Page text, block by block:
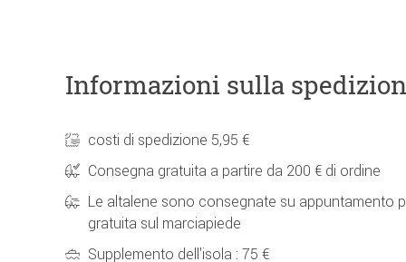
Informazioni sulla
costi di spedizione 5,95 €
Consegna gratuita a partire da 200 € di ordine
Le altalene sono consegnate su appuntamento
gratuita sul marciapiede
Supplemento dell'isola : 75 €